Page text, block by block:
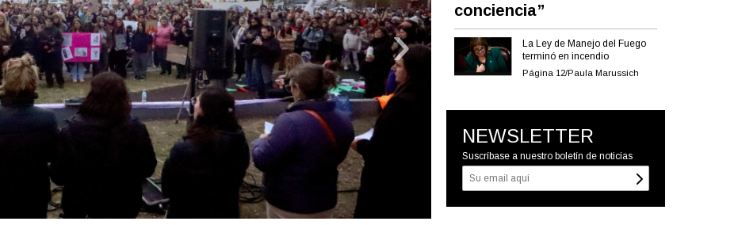
›
conciencia”
La Ley de Manejo del Fuego
terminó en incendio
Página 12/Paula Marussich
NEWSLETTER
Suscríbase a nuestro boletín de noticias